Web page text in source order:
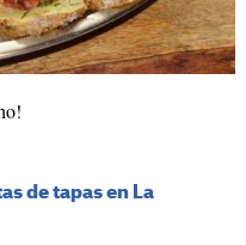
de tapas en La